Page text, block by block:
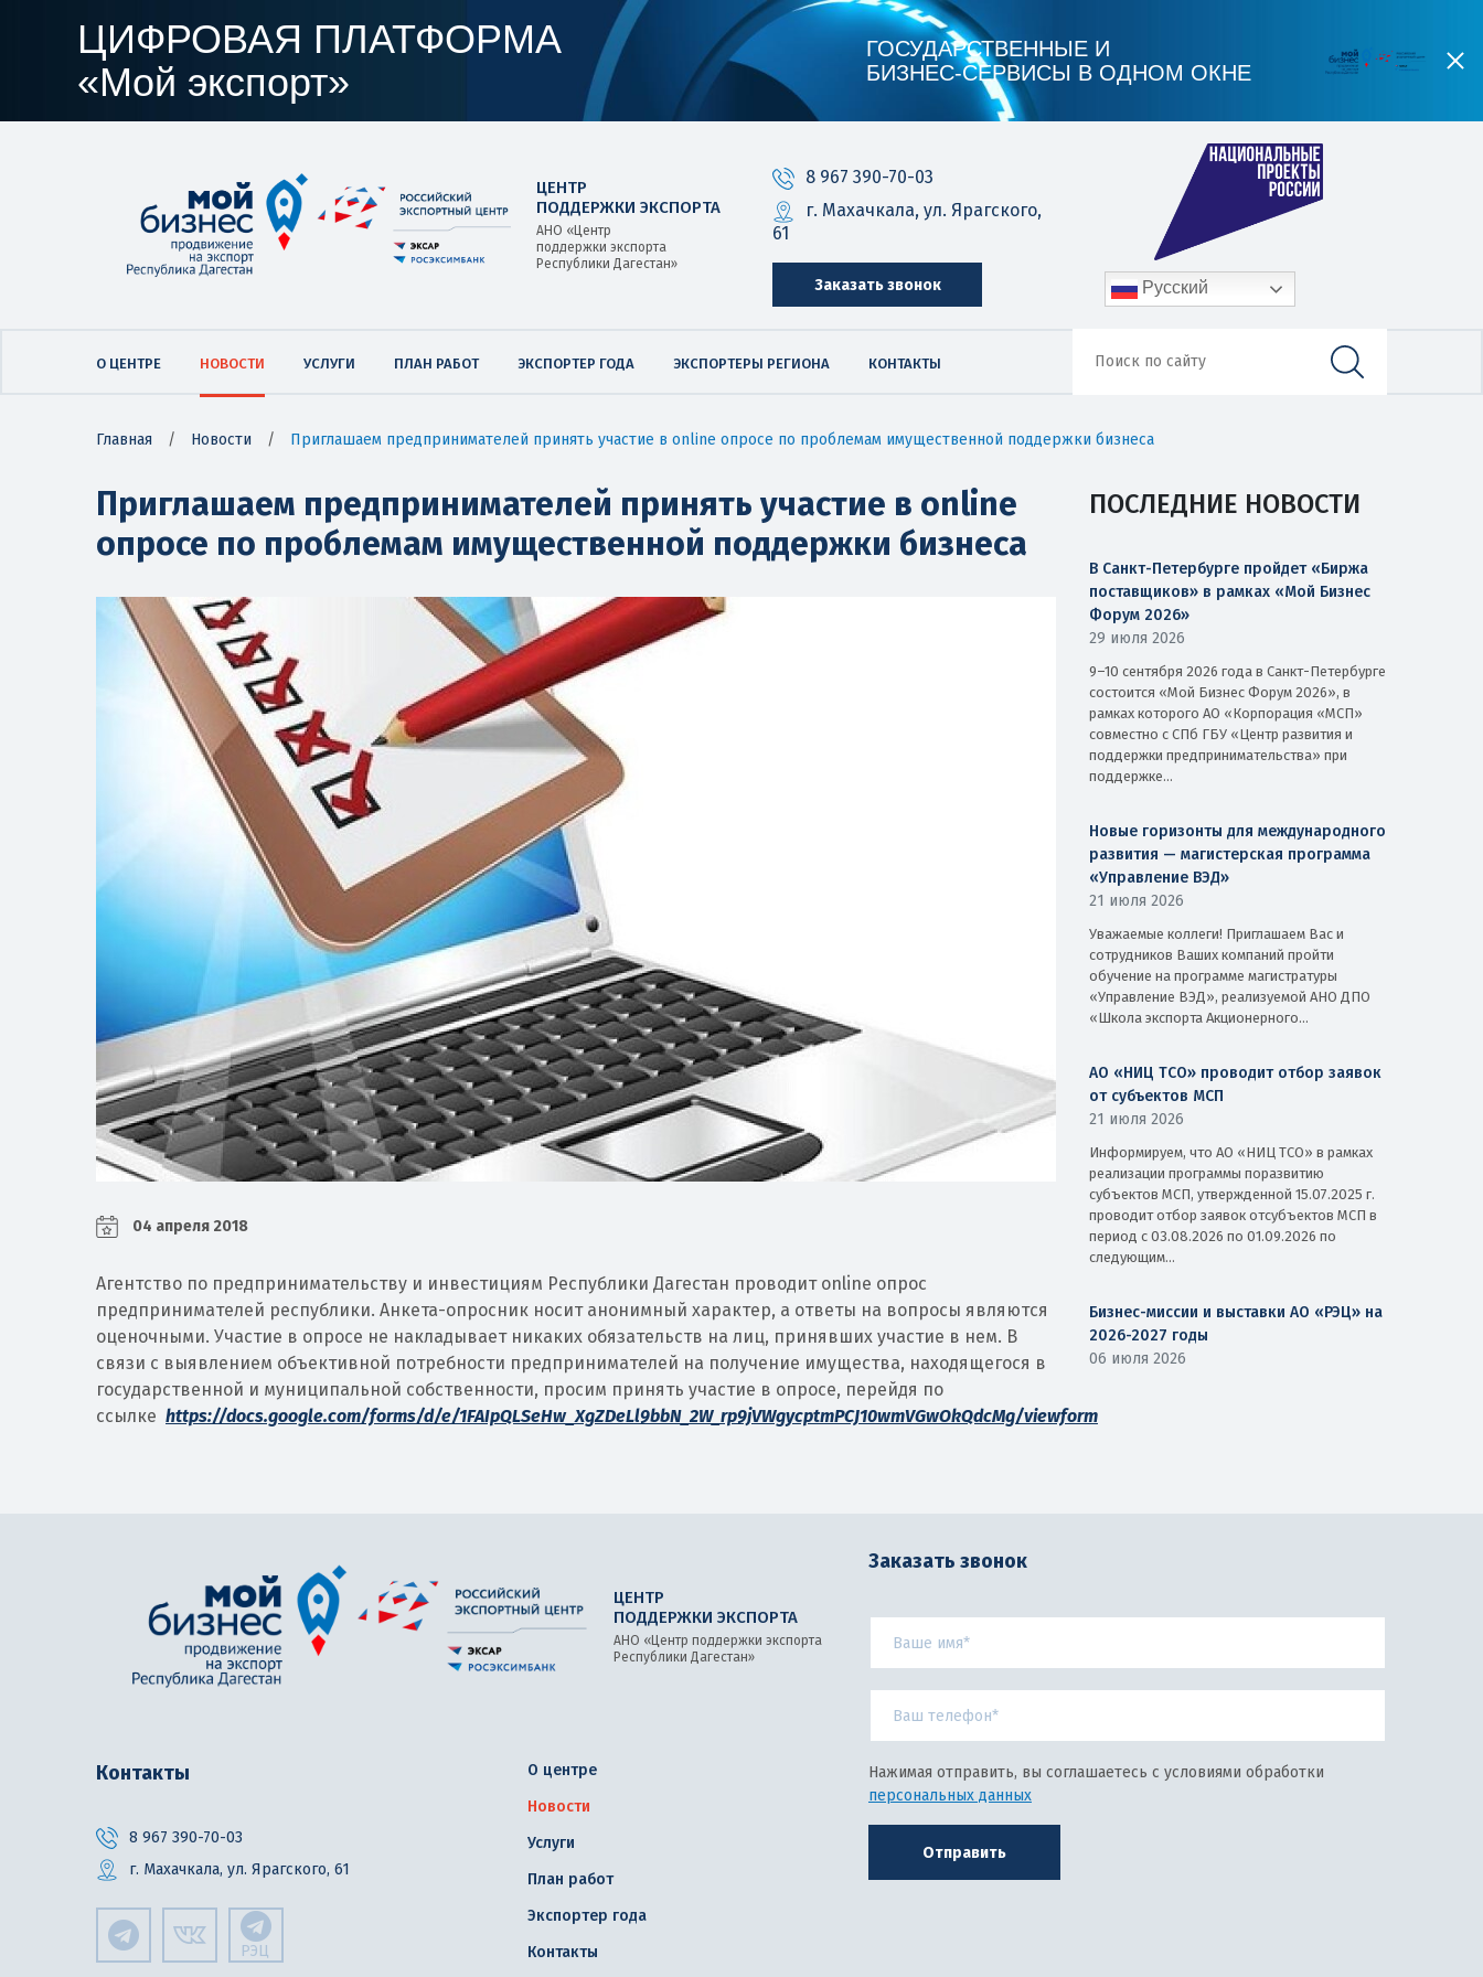
ЦИФРОВАЯ ПЛАТФОРМА
«Мой экспорт»
ГОСУДАРСТВЕННЫЕ И
БИЗНЕС‑СЕРВИСЫ В ОДНОМ ОКНЕ
ЦЕНТР
ПОДДЕРЖКИ ЭКСПОРТА
АНО «Центр
поддержки экспорта
Республики Дагестан»
8 967 390-70-03
г. Махачкала, ул. Ярагского,
61
Заказать звонок Русский
О ЦЕНТРЕ НОВОСТИ УСЛУГИ ПЛАН РАБОТ ЭКСПОРТЕР ГОДА ЭКСПОРТЕРЫ РЕГИОНА КОНТАКТЫ
Главная / Новости / Приглашаем предпринимателей принять участие в online опросе по проблемам имущественной поддержки бизнеса
Приглашаем предпринимателей принять участие в online
опросе по проблемам имущественной поддержки бизнеса
04 апреля 2018
Агентство по предпринимательству и инвестициям Республики Дагестан проводит online опрос
предпринимателей республики. Анкета-опросник носит анонимный характер, а ответы на вопросы являются
оценочными. Участие в опросе не накладывает никаких обязательств на лиц, принявших участие в нем. В
связи с выявлением объективной потребности предпринимателей на получение имущества, находящегося в
государственной и муниципальной собственности, просим принять участие в опросе, перейдя по
ссылке https://docs.google.com/forms/d/e/1FAIpQLSeHw_XgZDeLl9bbN_2W_rp9jVWgycptmPCJ10wmVGwOkQdcMg/viewform
ПОСЛЕДНИЕ НОВОСТИ
В Санкт-Петербурге пройдет «Биржа
поставщиков» в рамках «Мой Бизнес
Форум 2026»
29 июля 2026
9–10 сентября 2026 года в Санкт-Петербурге
состоится «Мой Бизнес Форум 2026», в
рамках которого АО «Корпорация «МСП»
совместно с СПб ГБУ «Центр развития и
поддержки предпринимательства» при
поддержке...
Новые горизонты для международного
развития — магистерская программа
«Управление ВЭД»
21 июля 2026
Уважаемые коллеги! Приглашаем Вас и
сотрудников Ваших компаний пройти
обучение на программе магистратуры
«Управление ВЭД», реализуемой АНО ДПО
«Школа экспорта Акционерного...
АО «НИЦ ТСО» проводит отбор заявок
от субъектов МСП
21 июля 2026
Информируем, что АО «НИЦ ТСО» в рамках
реализации программы поразвитию
субъектов МСП, утвержденной 15.07.2025 г.
проводит отбор заявок отсубъектов МСП в
период с 03.08.2026 по 01.09.2026 по
следующим...
Бизнес-миссии и выставки АО «РЭЦ» на
2026-2027 годы
06 июля 2026
ЦЕНТР
ПОДДЕРЖКИ ЭКСПОРТА
АНО «Центр поддержки экспорта
Республики Дагестан»
Контакты
8 967 390-70-03
г. Махачкала, ул. Ярагского, 61
РЭЦ
О центре
Новости
Услуги
План работ
Экспортер года
Контакты
Заказать звонок
Нажимая отправить, вы соглашаетесь с условиями обработки
персональных данных
Отправить